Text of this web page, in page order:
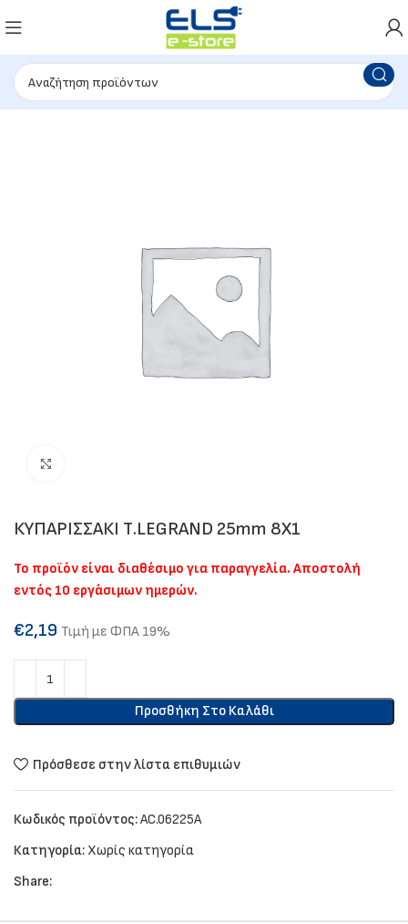
ΚΥΠΑΡΙΣΣΑΚΙ Τ.LEGRAND 25mm 8X1
Το προϊόν είναι διαθέσιμο για παραγγελία. Αποστολή
εντός 10 εργάσιμων ημερών.
€2,19 Τιμή με ΦΠΑ 19%
Προσθήκη Στο Καλάθι
Πρόσθεσε στην λίστα επιθυμιών
Κωδικός προϊόντος:AC.06225A
Κατηγορία: Χωρίς κατηγορία
Share: